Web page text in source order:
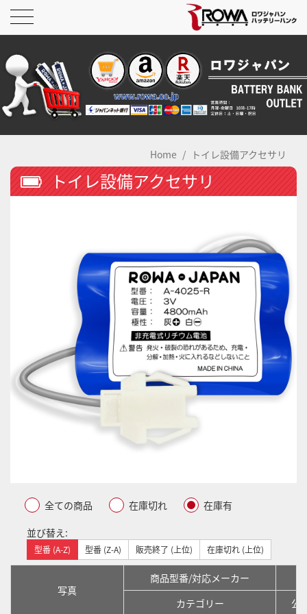
Home トイレ設備アクセサリ
トイレ設備アクセサリ
全ての商品 在庫切れ
在庫有
並び替え:
型番 (A-Z) 型番 (Z-A) 販売終了 (上位) 在庫切れ (上位)
写真
商品型番/対応メーカー
カテゴリー
公